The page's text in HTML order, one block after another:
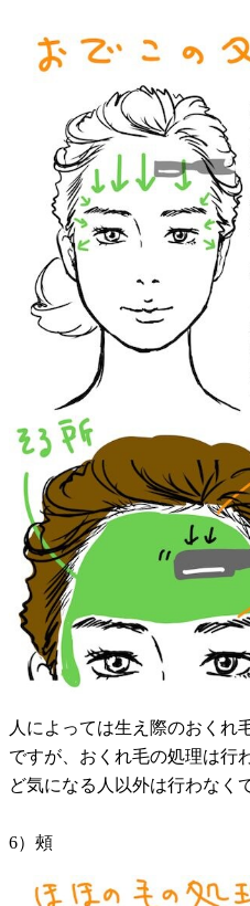
人によっては生え際のおくれ
ですが、おくれ毛の処理は行
ど気になる人以外は行わなく
6）頰